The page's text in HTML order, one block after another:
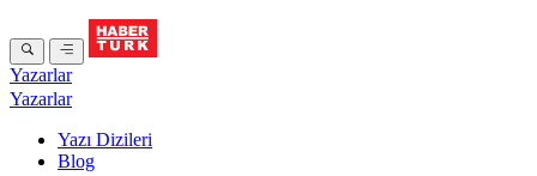
Yazarlar
Yazarlar
Yazı Dizileri
Blog